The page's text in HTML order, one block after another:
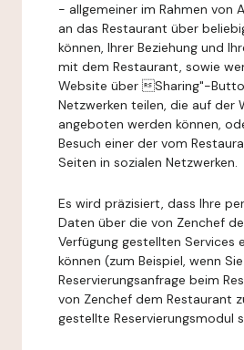
- allgemeiner im Rahmen von
an das Restaurant über
können, Ihrer Beziehung und
mit dem Restaurant, sowie
Website über Sharing"-
Netzwerken teilen, die auf der
angeboten werden können,
Besuch einer der vom
Seiten in sozialen Netzwerken.
Es wird präzisiert, dass Ihre
Daten über die von Zenchef
Verfügung gestellten Services
können (zum Beispiel, wenn
Reservierungsanfrage beim
von Zenchef dem Restaurant
gestellte Reservierungsmodul